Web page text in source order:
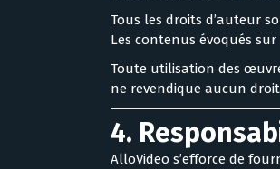
Tous les droits d’auteur
Les contenus évoqués
Toute utilisation des
ne revendique aucun
4.
AlloVideo s’efforce de